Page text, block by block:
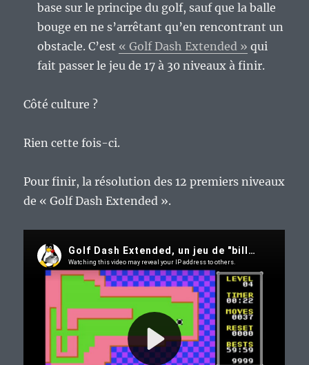
base sur le principe du golf, sauf que la balle
bouge en ne s’arrêtant qu’en rencontrant un
obstacle. C’est « Golf Dash Extended » qui
fait passer le jeu de 17 à 30 niveaux à finir.
Côté culture ?
Rien cette fois-ci.
Pour finir, la résolution des 12 premiers niveaux
de « Golf Dash Extended ».